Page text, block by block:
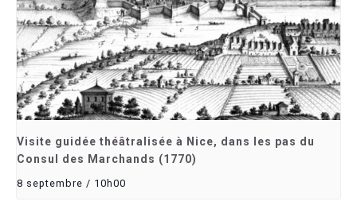
Visite guidée théâtralisée à Nice, dans les pas du
Consul des Marchands (1770)
8 septembre / 10h00